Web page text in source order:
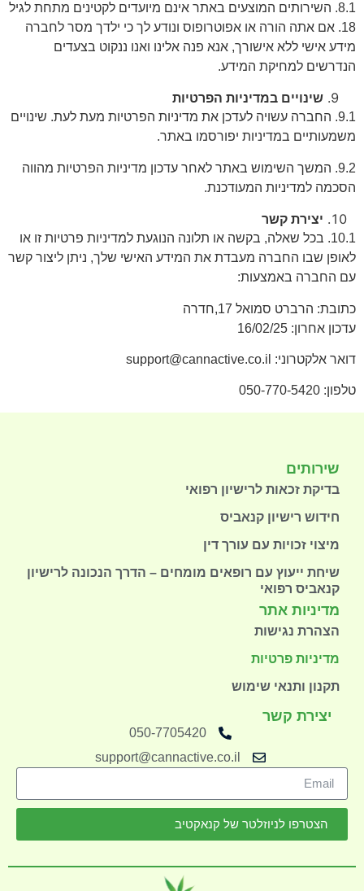
8.1. השירותים המוצעים באתר אינם מיועדים לקטינים מתחת לגיל
18. אם אתה הורה או אפוטרופוס ונודע לך כי ילדך מסר לחברה
מידע אישי ללא אישורך, אנא פנה אלינו ואנו ננקוט בצעדים
הנדרשים למחיקת המידע.
שינויים במדיניות הפרטיות
9.1. החברה עשויה לעדכן את מדיניות הפרטיות מעת לעת. שינויים
משמעותיים במדיניות יפורסמו באתר.
9.2. המשך השימוש באתר לאחר עדכון מדיניות הפרטיות מהווה
הסכמה למדיניות המעודכנת.
יצירת קשר
10.1. בכל שאלה, בקשה או תלונה הנוגעת למדיניות פרטיות זו או
לאופן שבו החברה מעבדת את המידע האישי שלך, ניתן ליצור קשר
עם החברה באמצעות:
כתובת: הרברט סמואל 17,חדרה
עדכון אחרון: 16/02/25
דואר אלקטרוני: support@cannactive.co.il
טלפון: 050-770-5420
שירותים
בדיקת זכאות לרישיון רפואי
חידוש רישיון קנאביס
מיצוי זכויות עם עורך דין
שיחת ייעוץ עם רופאים מומחים – הדרך הנכונה לרישיון
קנאביס רפואי
מדיניות אתר
הצהרת נגישות
מדיניות פרטיות
תקנון ותנאי שימוש
יצירת קשר
050-7705420
support@cannactive.co.il
הצטרפו לניוזלטר של קנאקטיב